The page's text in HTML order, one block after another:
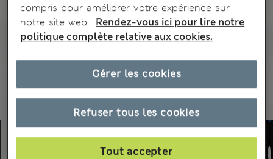
compris pour améliorer votre expérience sur
notre site web.
Rendez-vous ici pour lire notre
politique complète relative aux cookies.
Refuser tous les cookies
Tout accepter
Gérer les cookies